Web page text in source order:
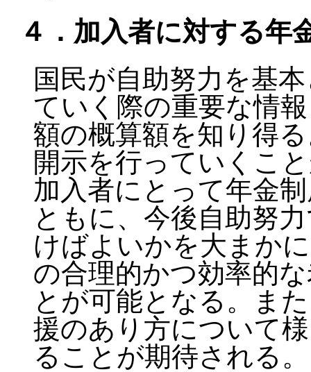
４．加入者に対する年
国民が自助努力を基
ていく際の重要な情
額の概算額を知り得
開示を行っていくこ
加入者にとって年金
ともに、今後自助努
けばよいかを大まか
の合理的かつ効率的
とが可能となる。ま
援のあり方について
ることが期待される。